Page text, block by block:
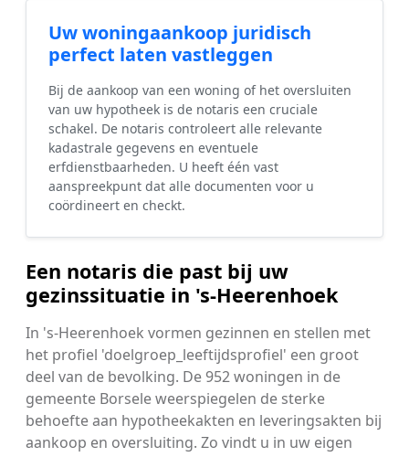
Uw woningaankoop juridisch
perfect laten vastleggen
Bij de aankoop van een woning of het oversluiten
van uw hypotheek is de notaris een cruciale
schakel. De notaris controleert alle relevante
kadastrale gegevens en eventuele
erfdienstbaarheden. U heeft één vast
aanspreekpunt dat alle documenten voor u
coördineert en checkt.
Een notaris die past bij uw
gezinssituatie in 's-Heerenhoek
In 's-Heerenhoek vormen gezinnen en stellen met
het profiel 'doelgroep_leeftijdsprofiel' een groot
deel van de bevolking. De 952 woningen in de
gemeente Borsele weerspiegelen de sterke
behoefte aan hypotheekakten en leveringsakten bij
aankoop en oversluiting. Zo vindt u in uw eigen